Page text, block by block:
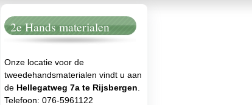
2e Hands materialen
Onze locatie voor de
tweedehandsmaterialen vindt u aan
de Hellegatweg 7a te Rijsbergen
Telefoon: 076-5961122